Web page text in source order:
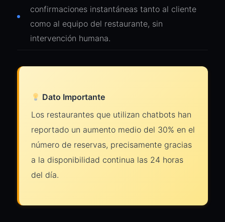
confirmaciones instantáneas tanto al cliente
como al equipo del restaurante, sin
intervención humana.
Dato Importante
Los restaurantes que utilizan chatbots han
reportado un aumento medio del 30% en el
número de reservas, precisamente gracias
a la disponibilidad continua las 24 horas
del día.